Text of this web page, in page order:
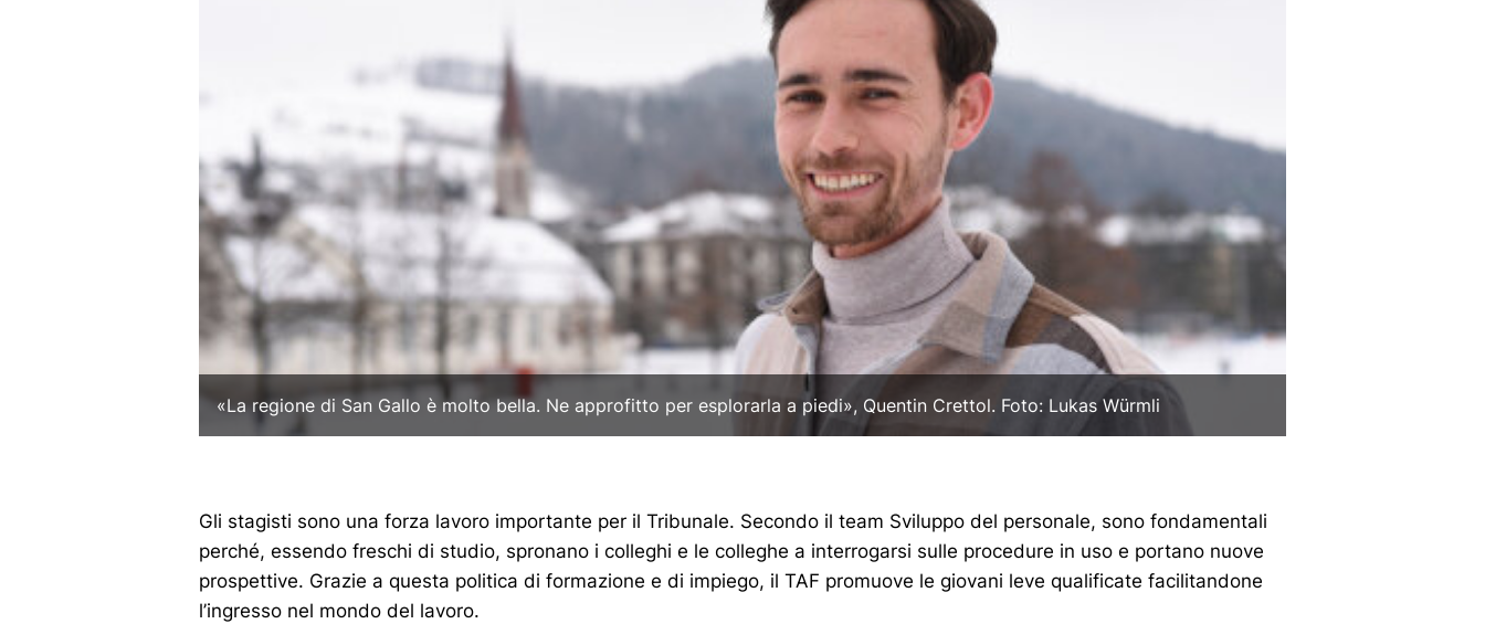
«La regione di San Gallo è molto bella. Ne approfitto per esplorarla a piedi», Quentin Crettol. Foto: Lukas Würmli
Gli stagisti sono una forza lavoro importante per il Tribunale. Secondo il team Sviluppo del personale, sono fondamentali
perché, essendo freschi di studio, spronano i colleghi e le colleghe a interrogarsi sulle procedure in uso e portano nuove
prospettive. Grazie a questa politica di formazione e di impiego, il TAF promuove le giovani leve qualificate facilitandone
l’ingresso nel mondo del lavoro.